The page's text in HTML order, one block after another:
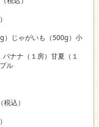
）じゃがいも（500g）小
ナナ（１房）甘夏（１
ル
込）